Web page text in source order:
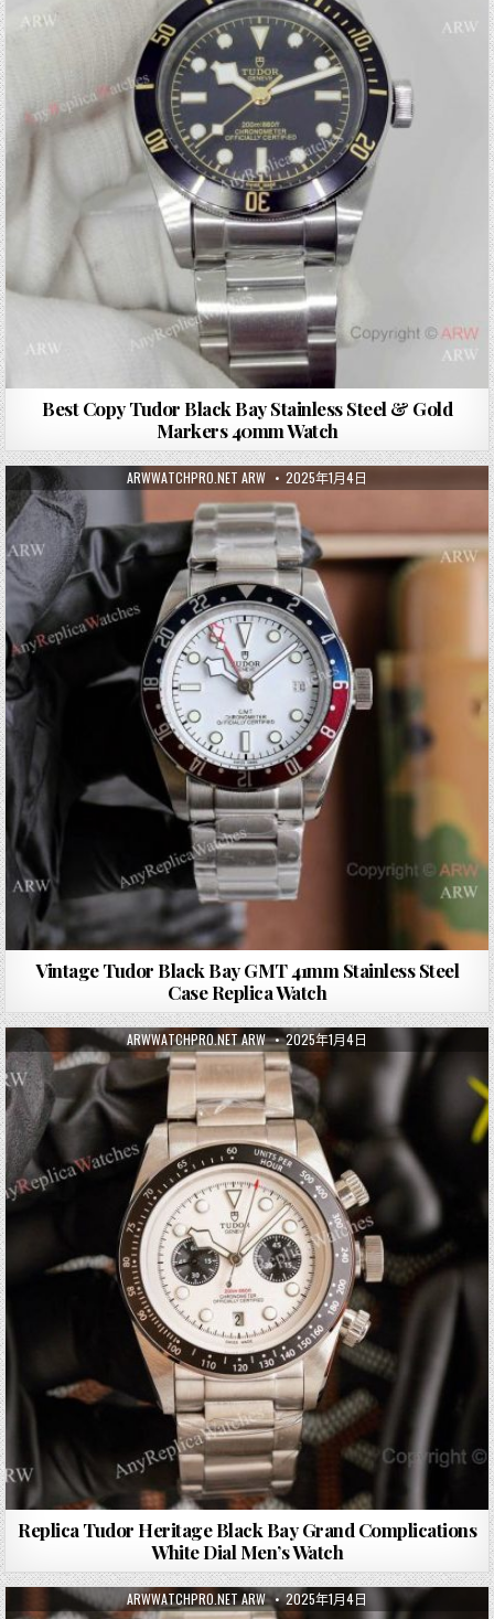
Best Copy Tudor Black Bay Stainless Steel & Gold
Markers 40mm Watch
ARWWATCHPRO.NET ARW 2025年1月4日
Vintage Tudor Black Bay GMT 41mm Stainless Steel
Case Replica Watch
ARWWATCHPRO.NET ARW 2025年1月4日
Replica Tudor Heritage Black Bay Grand Complications
White Dial Men’s Watch
ARWWATCHPRO.NET ARW 2025年1月4日